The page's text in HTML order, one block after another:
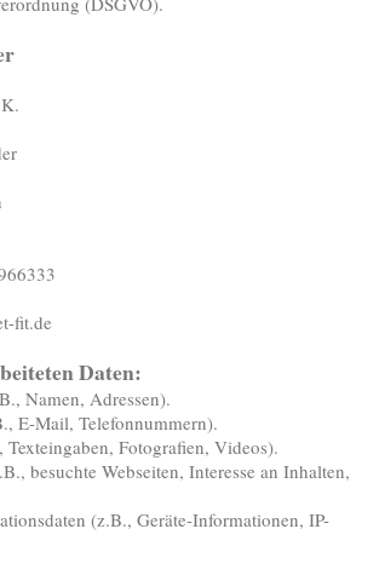
fit.de
Daten:
Namen, Adressen).
E-Mail, Telefonnummern).
Fotografien, Videos).
besuchte Webseiten, Interesse an Inhalten,
(z.B., Geräte-Informationen, IP-